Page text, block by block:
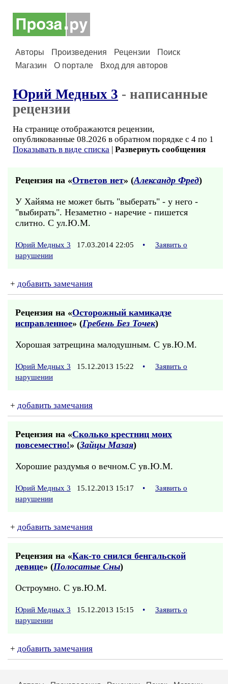
Авторы Произведения Рецензии
Поиск
Магазин
О портале Вход для авторов
Юрий Медных 3 - написанные
рецензии
На странице отображаются рецензии,
опубликованные 08.2026 в обратном порядке с 4 по 1
Показывать в виде списка | Развернуть сообщения
Рецензия на «Ответов нет» (Александр Фред)
У Хайяма не может быть "выберать" - у него -
"выбирать". Незаметно - наречие - пишется
слитно. С ул.Ю.М.
Юрий Медных 3 17.03.2014 22:05 •
Заявить о
нарушении
+ добавить замечания
Рецензия на «Осторожный камикадзе
исправленное» (Гребень Без Точек)
Хорошая затрещина малодушным. С ув.Ю.М.
Юрий Медных 3 15.12.2013 15:22 •
Заявить о
нарушении
+ добавить замечания
Рецензия на «Сколько крестниц моих
повсеместно!» (Зайцы Мазая)
Хорошие раздумья о вечном.С ув.Ю.М.
Юрий Медных 3 15.12.2013 15:17 •
Заявить о
нарушении
+ добавить замечания
Рецензия на «Как-то снился бенгальской
девице» (Полосатые Сны)
Остроумно. С ув.Ю.М.
Юрий Медных 3 15.12.2013 15:15 •
Заявить о
нарушении
+ добавить замечания